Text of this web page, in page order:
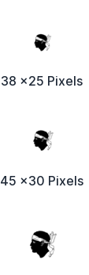
38 x25 Pixels
45 x30 Pixels